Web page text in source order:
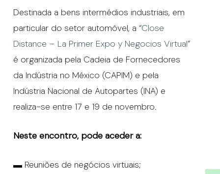
Destinada a bens intermédios industriais, em
particular do setor automóvel, a “Close
Distance – La Primer Expo y Negocios Virtual”
é organizada pela Cadeia de Fornecedores
da Indústria no México (CAPIM) e pela
Indústria Nacional de Autopartes (INA) e
realiza-se entre 17 e 19 de novembro.
Neste encontro, pode aceder a:
▬ Reuniões de negócios virtuais;